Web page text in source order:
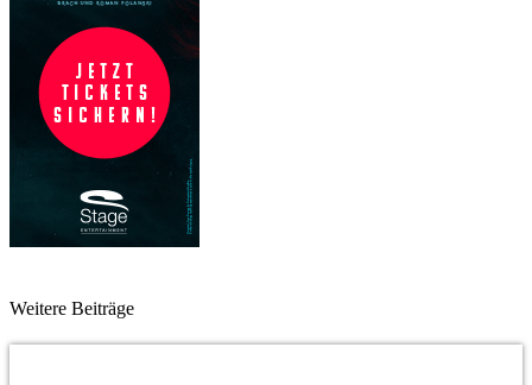
Weitere Beiträge